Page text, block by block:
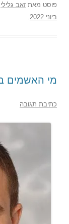
פוסט מאת זאב גלילי
ביוני 2022
מי האשמים
כתיבת תגובה